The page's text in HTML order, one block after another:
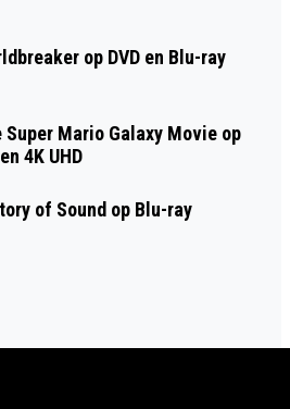
op DVD en Blu-ray
Super Mario Galaxy Movie op
4K UHD
of Sound op Blu-ray